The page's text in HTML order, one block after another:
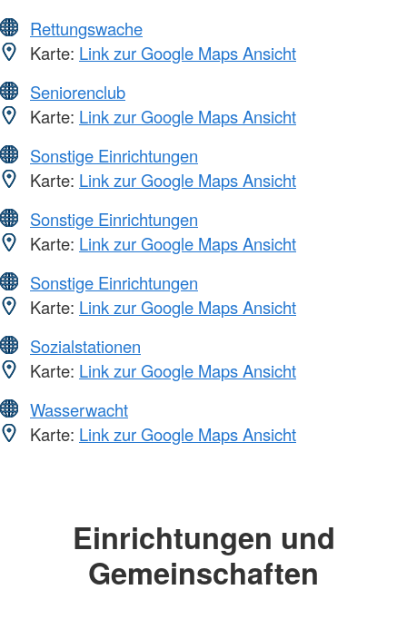
Rettungswache
Karte: Link zur Google Maps Ansicht
Seniorenclub
Karte: Link zur Google Maps Ansicht
Sonstige Einrichtungen
Karte: Link zur Google Maps Ansicht
Sonstige Einrichtungen
Karte: Link zur Google Maps Ansicht
Sonstige Einrichtungen
Karte: Link zur Google Maps Ansicht
Sozialstationen
Karte: Link zur Google Maps Ansicht
Wasserwacht
Karte: Link zur Google Maps Ansicht
Einrichtungen und
Gemeinschaften